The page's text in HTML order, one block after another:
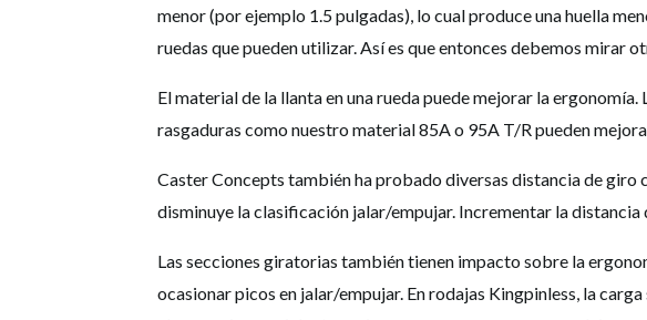
menor (por ejemplo 1.5 pulgadas), lo cual produce una huella
ruedas que pueden utilizar. Así es que entonces debemos mirar
El material de la llanta en una rueda puede mejorar la
rasgaduras como nuestro material 85A o 95A T/R pueden
Caster Concepts también ha probado diversas distancia de giro
disminuye la clasificación jalar/empujar. Incrementar la
Las secciones giratorias también tienen impacto sobre la
ocasionar picos en jalar/empujar. En rodajas Kingpinless, la